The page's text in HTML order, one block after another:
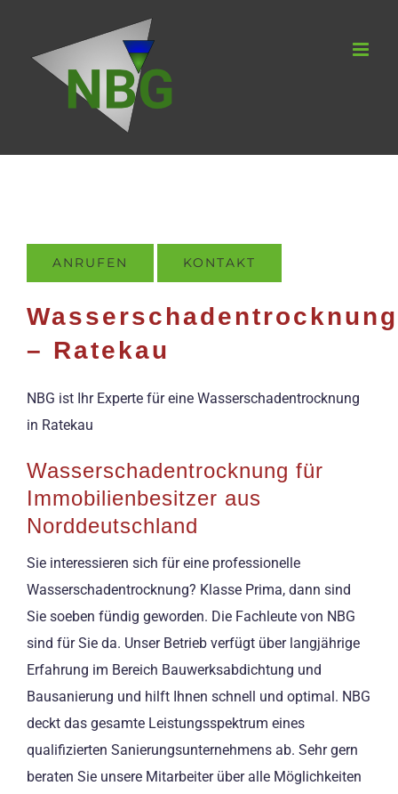
springen
ANRUFEN KONTAKT
Wasserschadentrocknung
– Ratekau
NBG ist Ihr Experte für eine Wasserschadentrocknung
in Ratekau
Wasserschadentrocknung für
Immobilienbesitzer aus
Norddeutschland
Sie interessieren sich für eine professionelle
Wasserschadentrocknung? Klasse Prima, dann sind
Sie soeben fündig geworden. Die Fachleute von NBG
sind für Sie da. Unser Betrieb verfügt über langjährige
Erfahrung im Bereich Bauwerksabdichtung und
Bausanierung und hilft Ihnen schnell und optimal. NBG
deckt das gesamte Leistungsspektrum eines
qualifizierten Sanierungsunternehmens ab. Sehr gern
beraten Sie unsere Mitarbeiter über alle Möglichkeiten